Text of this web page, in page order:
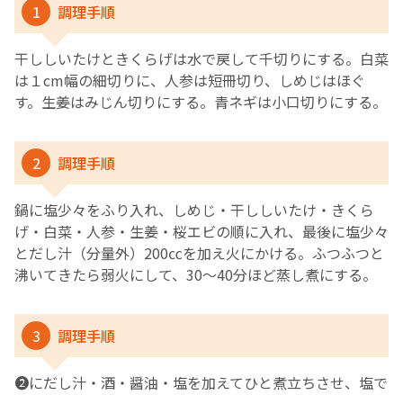
1 調理手順
干ししいたけときくらげは水で戻して千切りにする。白菜
は１cm幅の細切りに、人参は短冊切り、しめじはほぐ
す。生姜はみじん切りにする。青ネギは小口切りにする。
2 調理手順
鍋に塩少々をふり入れ、しめじ・干ししいたけ・きくら
げ・白菜・人参・生姜・桜エビの順に入れ、最後に塩少々
とだし汁（分量外）200㏄を加え火にかける。ふつふつと
沸いてきたら弱火にして、30～40分ほど蒸し煮にする。
3 調理手順
❷にだし汁・酒・醤油・塩を加えてひと煮立ちさせ、塩で